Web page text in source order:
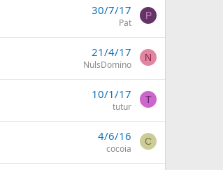
30/7/17
Pat
P
21/4/17
NulsDomino
N
10/1/17
tutur
T
4/6/16
cocoia
C